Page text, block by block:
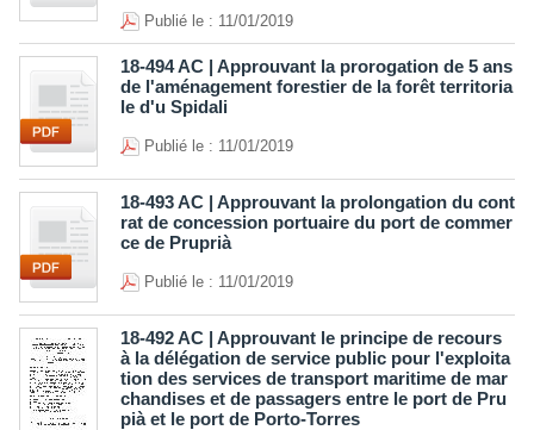
Publié le : 11/01/2019
18-494 AC | Approuvant la prorogation de 5 ans
de l'aménagement forestier de la forêt territoria
le d'u Spidali
Publié le : 11/01/2019
18-493 AC | Approuvant la prolongation du cont
rat de concession portuaire du port de commer
ce de Pruprià
Publié le : 11/01/2019
18-492 AC | Approuvant le principe de recours
à la délégation de service public pour l'exploita
tion des services de transport maritime de mar
chandises et de passagers entre le port de Pru
pià et le port de Porto-Torres